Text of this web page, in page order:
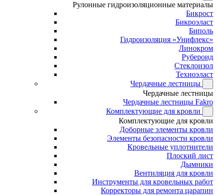
Рулонные гидроизоляционные материалы
Бикрост
Бикроэласт
Биполь
Гидроизоляция «Унифлекс»
Линокром
Рубероид
Стеклоизол
Техноэласт
Чердачные лестницы
Чердачные лестницы
Чердачные лестницы Fakro
Комплектующие для кровли
Комплектующие для кровли
Доборные элементы кровли
Элементы безопасности кровли
Кровельные уплотнители
Плоский лист
Дымники
Вентиляция для кровли
Инструменты для кровельных работ
Корректоры для ремонта царапин